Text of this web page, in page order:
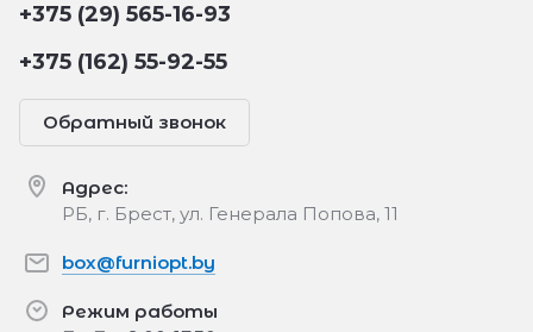
+375 (29) 565-16-93
+375 (162) 55-92-55
Обратный звонок
Адрес:
РБ, г. Брест, ул. Генерала Попова, 11
box@furniopt.by
Режим работы